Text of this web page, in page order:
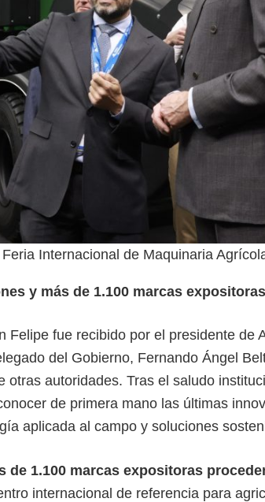
Internacional de Maquinaria
y más de 1.100 marcas expositoras
Felipe fue recibido por el presidente de
del Gobierno, Fernando Ángel
otras autoridades. Tras el saludo
de primera mano las últimas
aplicada al campo y soluciones
de 1.100 marcas expositoras
internacional de referencia para